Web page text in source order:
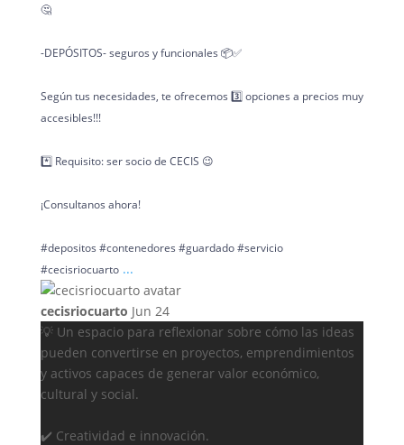
🤔
-DEPÓSITOS- seguros y funcionales 📦✅
Según tus necesidades, te ofrecemos 3️⃣ opciones a precios muy
accesibles!!!
*️⃣ Requisito: ser socio de CECIS 😉
¡Consultanos ahora!
#depositos #contenedores #guardado #servicio
#cecisriocuarto ...
cecisriocuarto Jun 24
💡 Un espacio para reflexionar sobre cómo las ideas
pueden convertirse en proyectos, emprendimientos
y activos capaces de generar valor económico,
cultural y social.
✔️ Creatividad e innovación.